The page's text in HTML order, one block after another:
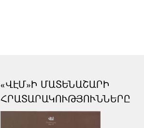
«ՎԷՄ»Ի ՄԱՏԵՆԱՇԱՐԻ
ՀՐԱՏԱՐԱԿՈՒԹՅՈՒՆՆԵՐԸ